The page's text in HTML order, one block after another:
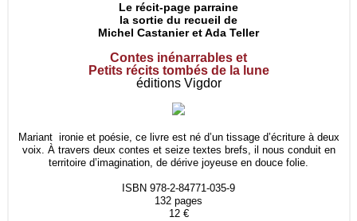
Le récit-page parraine
la sortie du recueil de
Michel Castanier et Ada Teller
Contes inénarrables et
Petits récits tombés de la lune
éditions Vigdor
Mariant ironie et poésie, ce livre est né d’un tissage d’écriture à deux
voix. À travers deux contes et seize textes brefs, il nous conduit en
territoire d’imagination, de dérive joyeuse en douce folie.
ISBN 978-2-84771-035-9
132 pages
12 €